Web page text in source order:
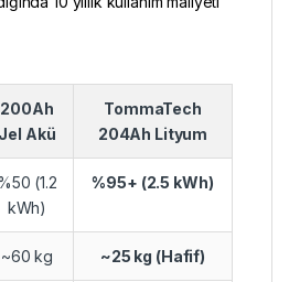
200Ah
Jel Akü
TommaTech
204Ah Lityum
(1.2
kWh)
%95+ (2.5 kWh)
~60 kg ~25 kg (Hafif)